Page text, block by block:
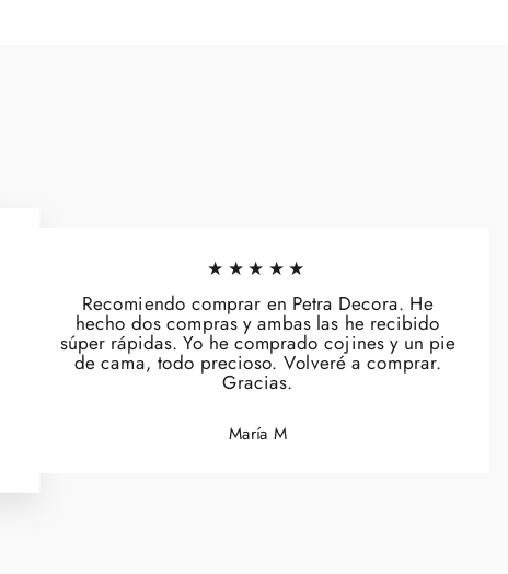
★★★★★
Recomiendo comprar en Petra Decora. He
hecho dos compras y ambas las he recibido
súper rápidas. Yo he comprado cojines y un pie
de cama, todo precioso. Volveré a comprar.
Gracias.
María M